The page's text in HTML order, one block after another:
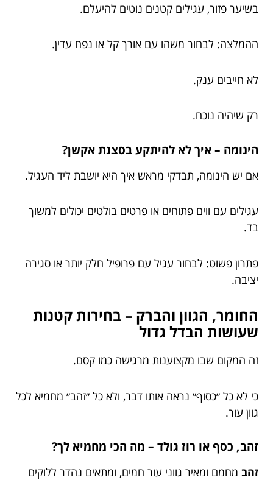
בשיער פזור, עגילים קטנים נוטים להיעלם.
ההמלצה: לבחור משהו עם אורך קל או נפח עדין.
לא חייבים ענק.
רק שיהיה נוכח.
הינומה – איך לא להיתקע בסצנת אקשן?
אם יש הינומה, תבדקי מראש איך היא יושבת ליד העגיל.
עגילים עם ווים פתוחים או פרטים בולטים יכולים למשוך
בד.
פתרון פשוט: לבחור עגיל עם פרופיל חלק יותר או סגירה
יציבה.
החומר, הגוון והברק – בחירות קטנות
שעושות הבדל גדול
זה המקום שבו מקצוענות מרגישה כמו קסם.
כי לא כל ״כסוף״ נראה אותו דבר, ולא כל ״זהב״ מחמיא לכל
גוון עור.
זהב, כסף או רוז גולד – מה הכי מחמיא לך?
זהב מחמם ומאיר גווני עור חמים, ומתאים נהדר ללוקים